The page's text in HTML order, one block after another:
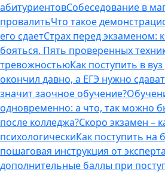
абитуриентовСобеседование в
провалитьЧто такое
его сдаетСтрах перед экзаменом:
бояться. Пять проверенных
тревожностьюКак поступить в
окончил давно, а ЕГЭ нужно
значит заочное обучение?
одновременно: а что, так можно
после колледжа?Скоро экзамен –
психологическиКак поступить на
пошаговая инструкция от эксперта
дополнительные баллы при